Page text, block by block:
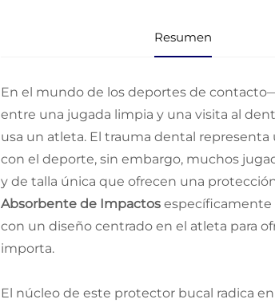
Resumen
En el mundo de los deportes de
entre una jugada limpia y una visita al
usa un atleta. El trauma dental
con el deporte, sin embargo, muchos
y de talla única que ofrecen una
Absorbente de Impactos específicamente
con un diseño centrado en el atleta para
importa.
El núcleo de este protector bucal radica